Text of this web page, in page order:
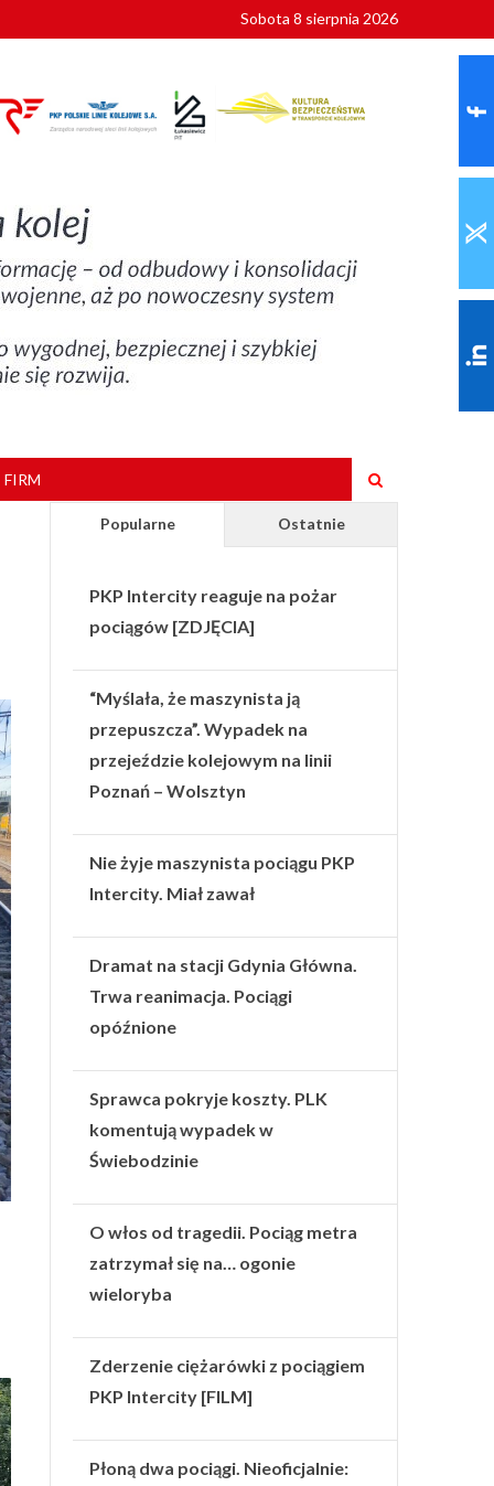
Sobota 8 sierpnia 2026
Popularne Ostatnie
PKP Intercity reaguje na pożar
pociągów [ZDJĘCIA]
“Myślała, że maszynista ją
przepuszcza”. Wypadek na
przejeździe kolejowym na linii
Poznań – Wolsztyn
Nie żyje maszynista pociągu PKP
Intercity. Miał zawał
Dramat na stacji Gdynia Główna.
Trwa reanimacja. Pociągi
opóźnione
Sprawca pokryje koszty. PLK
komentują wypadek w
Świebodzinie
O włos od tragedii. Pociąg metra
zatrzymał się na… ogonie
wieloryba
Zderzenie ciężarówki z pociągiem
PKP Intercity [FILM]
Płoną dwa pociągi. Nieoficjalnie: